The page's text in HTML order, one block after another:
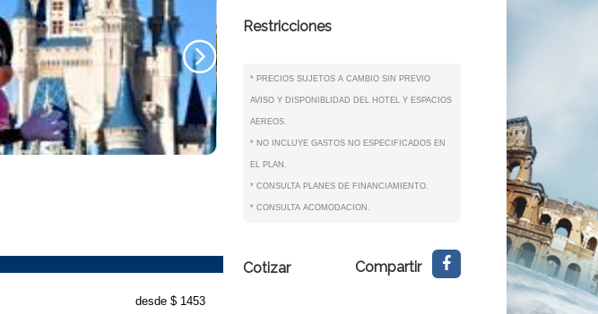
desde $ 1453
Restricciones
* PRECIOS SUJETOS A CAMBIO SIN PREVIO
AVISO Y DISPONIBLIDAD DEL HOTEL Y ESPACIOS
AEREOS.
* NO INCLUYE GASTOS NO ESPECIFICADOS EN
EL PLAN.
* CONSULTA PLANES DE FINANCIAMIENTO.
* CONSULTA ACOMODACION.
Cotizar Compartir